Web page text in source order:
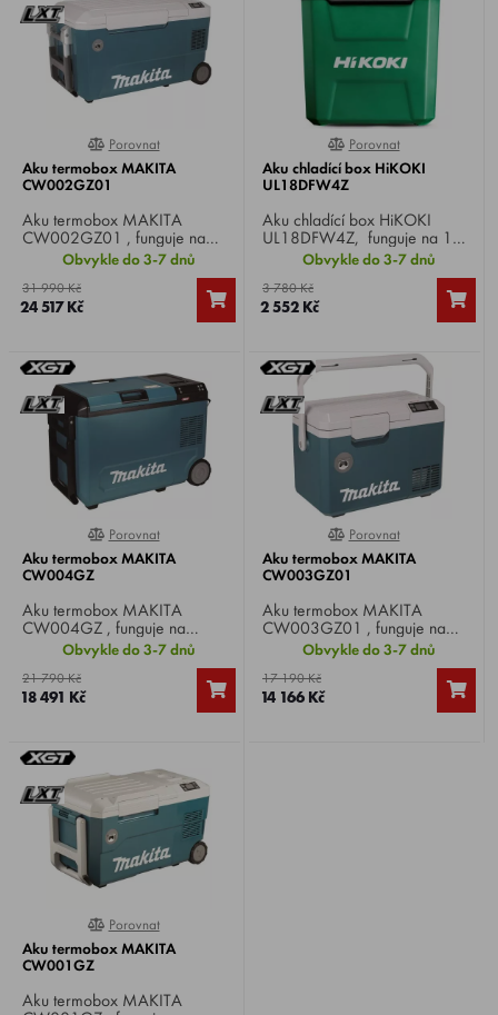
0%
Porovnat
Aku termobox MAKITA
CW002GZ01
Aku termobox MAKITA
CW002GZ01 , funguje na
akumulátor Li-ion 18 V nebo Li-
ion 40 V XGT, síťový adaptér
nebo autokonektor, objem 50
l, 7 stupňů chlazení, možnost
Obvykle do 3-7 dnů
31 990 Kč
24 517 Kč
0%
Porovnat
Aku chladící box HiKOKI
UL18DFW4Z
Aku chladící box HiKOKI
UL18DFW4Z, funguje na 1
nebo 2 akumulátory 18 V Li-
ion, síťový adaptér nebo
autokonektor, objem 24 l,
hmotnost 5,3 kg.
Obvykle do 3-7 dnů
3 780 Kč
2 552 Kč
0%
Porovnat
Aku termobox MAKITA
CW004GZ
Aku termobox MAKITA
CW004GZ , funguje na
akumulátory 2x Li-ion 18 V
nebo 2x Li-ion 40 V
XGT, síťový adaptér nebo
autokonektor, objem 29 l, 7
Obvykle do 3-7 dnů
21 790 Kč
18 491 Kč
0%
Porovnat
Aku termobox MAKITA
CW003GZ01
Aku termobox MAKITA
CW003GZ01 , funguje na
akumulátor Li-ion 18 V nebo Li-
ion 40 V XGT, síťový adaptér
nebo autokonektor, objem 7 l,
7 stupňů chlazení, možnost
Obvykle do 3-7 dnů
17 190 Kč
14 166 Kč
0%
Porovnat
Aku termobox MAKITA
CW001GZ
Aku termobox MAKITA